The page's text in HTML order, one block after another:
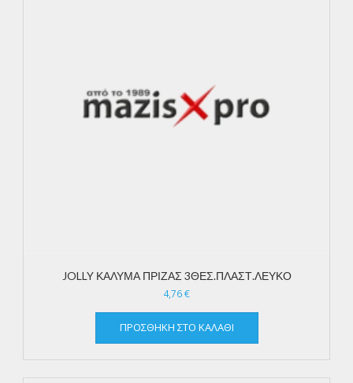
JOLLY ΚΑΛΥΜΑ ΠΡΙΖΑΣ 3ΘΕΣ.ΠΛΑΣΤ.ΛΕΥΚΟ
4,76€
ΠΡΟΣΘΉΚΗ ΣΤΟ ΚΑΛΆΘΙ